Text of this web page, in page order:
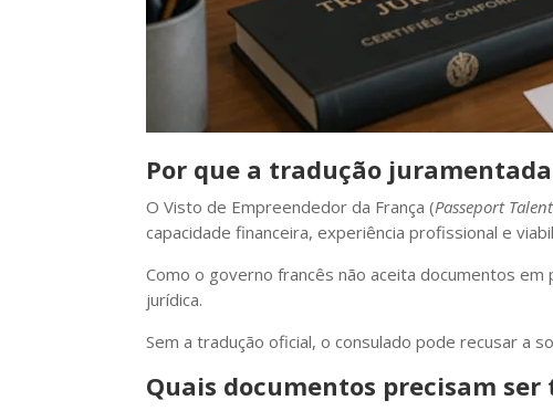
Por que a tradução
O Visto de Empreendedor da França (Passeport
capacidade financeira, experiência profissional e
Como o governo francês não aceita documentos
jurídica.
Sem a tradução oficial, o consulado pode recusar a
Quais documentos precisam ser